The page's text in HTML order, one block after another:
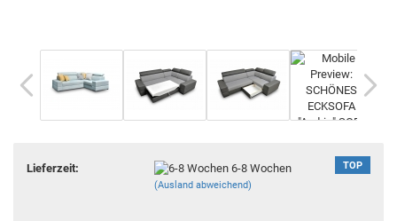
TOP
Lieferzeit: 6-8 Wochen
(Ausland abweichend)